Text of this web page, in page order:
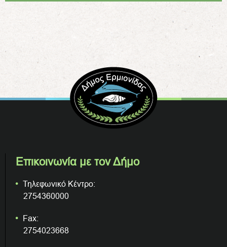
Επικοινωνία με τον Δήμο
Τηλεφωνικό Κέντρο:
2754360000
Fax:
2754023668